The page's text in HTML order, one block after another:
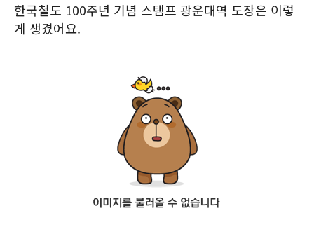
한국철도 100주년 기념 스탬프 광운대역 도장은 이렇
게 생겼어요.